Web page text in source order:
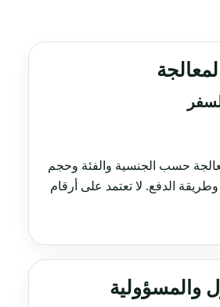
حسب الجنسية والفئة وحجم
الدفع. لا تعتمد على أرقام
والمسؤولية